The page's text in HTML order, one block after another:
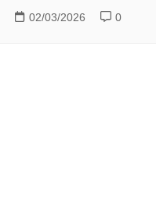
02/03/2026 0